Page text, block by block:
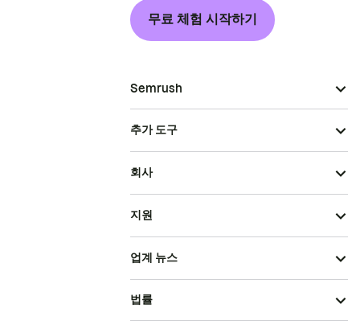
무료 체험 시작하기
Semrush
추가 도구
회사
지원
업계 뉴스
법률